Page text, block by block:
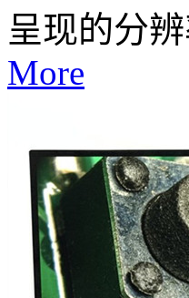
呈现的分
More